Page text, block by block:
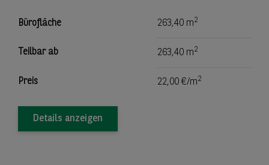
Bürofläche 263,40 m2
Teilbar ab 263,40 m2
Preis 22,00 €/m2
Details anzeigen